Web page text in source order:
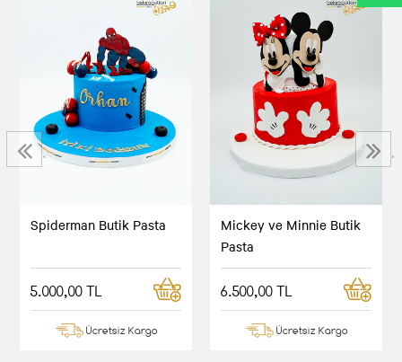
Spiderman Butik Pasta
5.000,00 TL
Ücretsiz Kargo
Mickey ve Minnie Butik
Pasta
6.500,00 TL
Ücretsiz Kargo
‹ ›